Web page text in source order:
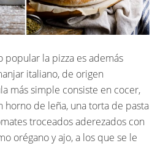
popular la pizza es además
italiano, de origen
más simple consiste en cocer,
de leña, una torta de pasta
troceados aderezados con
orégano y ajo, a los que se le